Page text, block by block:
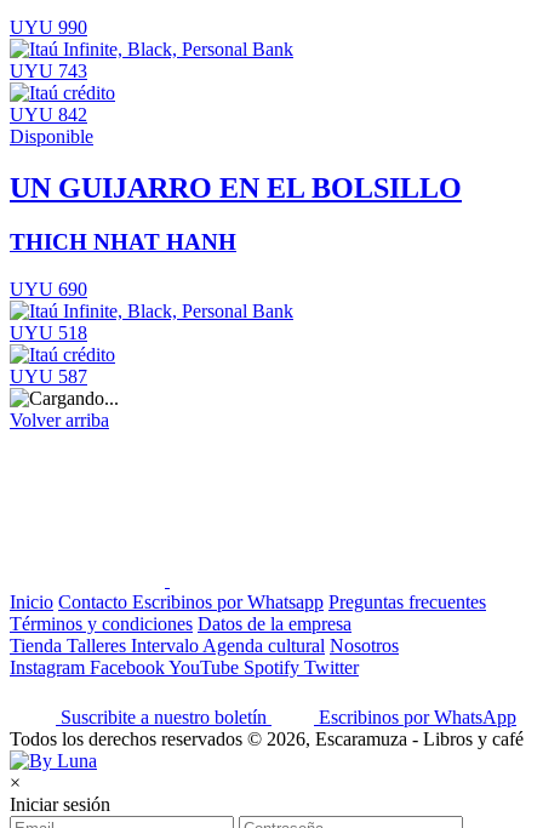
UYU 990
UYU 743
UYU 842
Disponible
UN GUIJARRO EN EL BOLSILLO
THICH NHAT HANH
UYU 690
UYU 518
UYU 587
Volver arriba
Inicio Contacto Escribinos por Whatsapp Preguntas frecuentes
Términos y condiciones Datos de la empresa
Tienda Talleres Intervalo Agenda cultural Nosotros
Instagram FacebookYouTube Spotify Twitter
Suscribite a nuestro boletín
Escribinos por WhatsApp
Todos los derechos reservados © 2026, Escaramuza - Libros y café
×
Iniciar sesión